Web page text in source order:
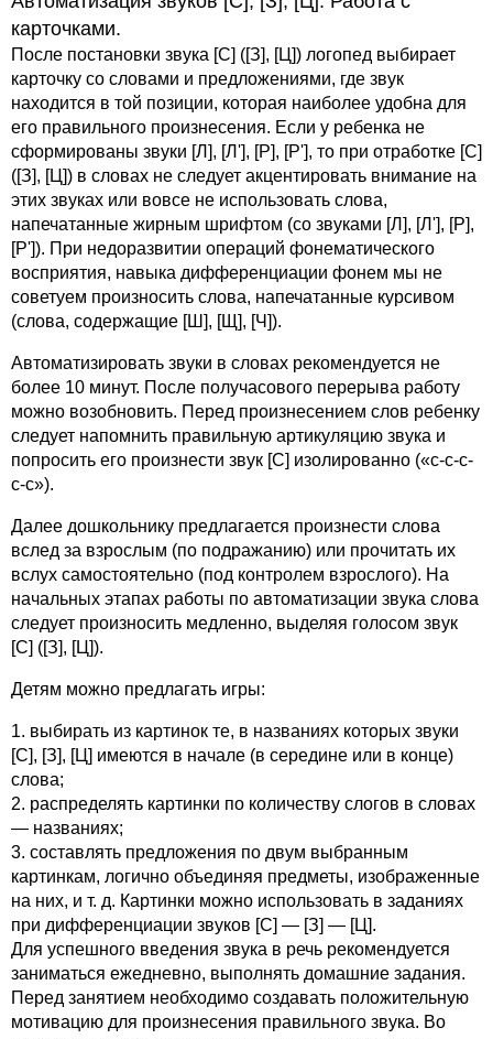
карточками.
После постановки звука [С] ([З], [Ц]) логопед выбирает
карточку со словами и предложениями, где звук
находится в той позиции, которая наиболее удобна для
его правильного произнесения. Если у ребенка не
сформированы звуки [Л], [Л'], [Р], [Р'], то при отработке [С]
([З], [Ц]) в словах не следует акцентировать внимание на
этих звуках или вовсе не использовать слова,
напечатанные жирным шрифтом (со звуками [Л], [Л'], [Р],
[Р']). При недоразвитии операций фонематического
восприятия, навыка дифференциации фонем мы не
советуем произносить слова, напечатанные курсивом
(слова, содержащие [Ш], [Щ], [Ч]).
Автоматизировать звуки в словах рекомендуется не
более 10 минут. После получасового перерыва работу
можно возобновить. Перед произнесением слов ребенку
следует напомнить правильную артикуляцию звука и
попросить его произнести звук [С] изолированно («с-с-с-
с-с»).
Далее дошкольнику предлагается произнести слова
вслед за взрослым (по подражанию) или прочитать их
вслух самостоятельно (под контролем взрослого). На
начальных этапах работы по автоматизации звука слова
следует произносить медленно, выделяя голосом звук
[С] ([З], [Ц]).
Детям можно предлагать игры:
1. выбирать из картинок те, в названиях которых звуки
[С], [З], [Ц] имеются в начале (в середине или в конце)
слова;
2. распределять картинки по количеству слогов в словах
— названиях;
3. составлять предложения по двум выбранным
картинкам, логично объединяя предметы, изображенные
на них, и т. д. Картинки можно использовать в заданиях
при дифференциации звуков [С] — [З] — [Ц].
Для успешного введения звука в речь рекомендуется
заниматься ежедневно, выполнять домашние задания.
Перед занятием необходимо создавать положительную
мотивацию для произнесения правильного звука. Во